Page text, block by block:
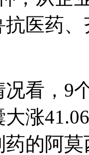
医药
看，9
涨
的阿